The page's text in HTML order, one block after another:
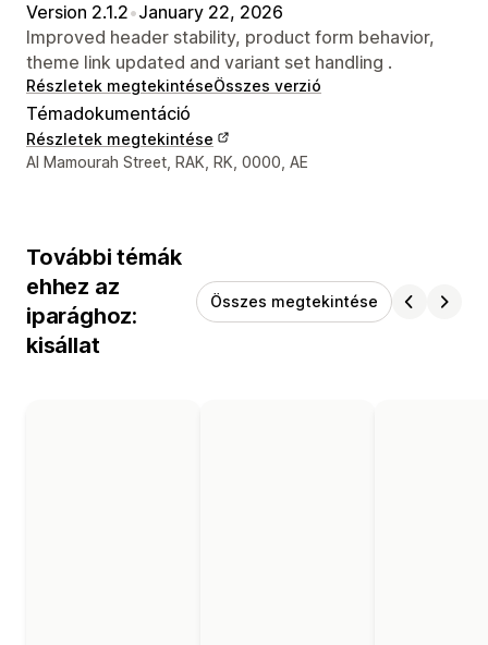
Version 2.1.2•January 22, 2026
Improved header stability, product form behavior,
theme link updated and variant set handling .
Részletek megtekintéseÖsszes verzió
Témadokumentáció
Részletek megtekintése
Dizájner kapcsolattartási adatai
Al Mamourah Street, RAK, RK, 0000, AE
További témák
ehhez az
iparághoz:
kisállat
Összes megtekintése